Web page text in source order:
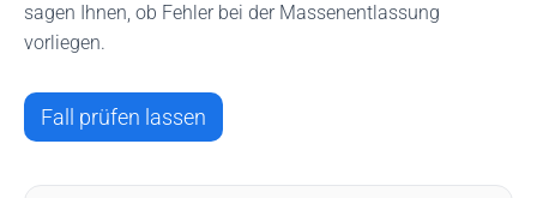
sagen Ihnen, ob Fehler bei der Massenentlassung
vorliegen.
Fall prüfen lassen